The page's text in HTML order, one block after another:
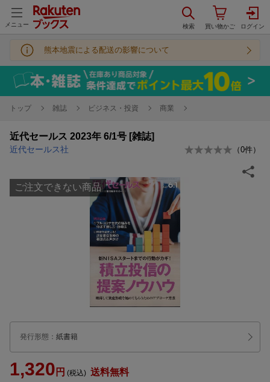
メニュー
熊本地震による配送の影響について
トップ 雑誌 ビジネス・投資 商業
近代セールス 2023年 6/1号 [雑誌]
近代セールス社 （0件）
ご注文できない商品
発行形態 ： 紙書籍
1,320 円 (税込) 送料無料